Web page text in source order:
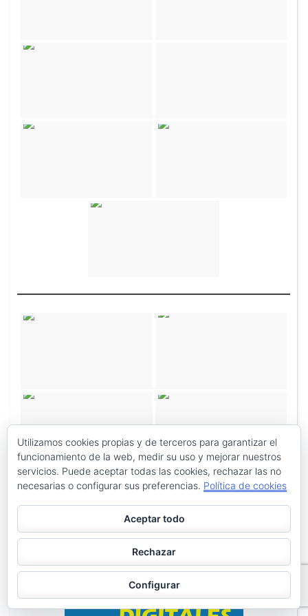
Utilizamos cookies propias y de terceros para garantizar el
funcionamiento de la web, medir su uso y mejorar nuestros
servicios. Puede aceptar todas las cookies, rechazar las no
necesarias o configurar sus preferencias. Política de cookies
Aceptar todo
Rechazar
Configurar